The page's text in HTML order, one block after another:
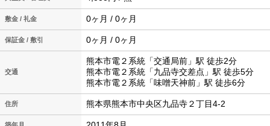
敷金 / 礼金 0ヶ月 / 0ヶ月
保証金 / 敷引 0ヶ月 / 0ヶ月
交通
熊本市電２系統「交通局前」駅 徒歩2分
熊本市電２系統「九品寺交差点」駅 徒歩5分
熊本市電２系統「味噌天神前」駅 徒歩6分
住所 熊本県熊本市中央区九品寺２丁目4-2